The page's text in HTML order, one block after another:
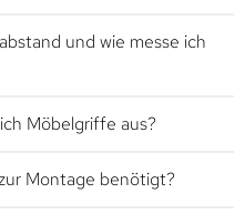
und wie messe ich
Möbelgriffe aus?
Montage benötigt?